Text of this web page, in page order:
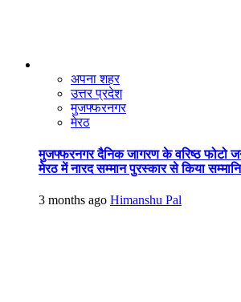
अपना शहर
उत्तर प्रदेश
मुजफ्फरनगर
मेरठ
मुजफ्फरनगर दैनिक जागरण के वरिष्ठ फोटो
मेरठ में नारद सम्मान पुरस्कार से किया
3 months ago Himanshu Pal